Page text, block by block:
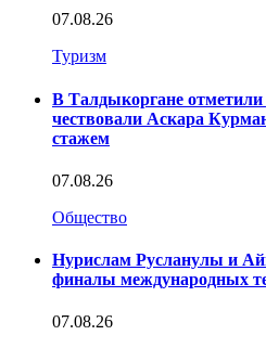
07.08.26
Туризм
В Талдыкоргане отметили
чествовали Аскара
стажем
07.08.26
Общество
Нурислам Русланулы и
финалы международных
07.08.26